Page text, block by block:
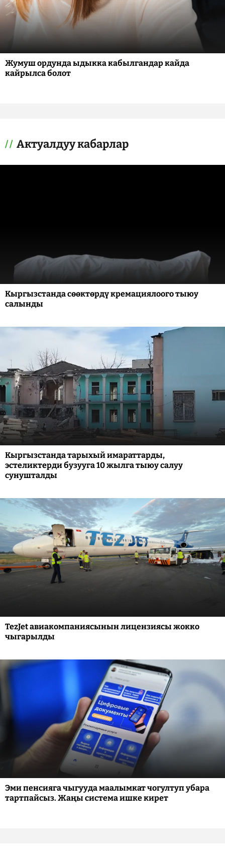
Жумуш ордунда ыдыкка кабылгандар кайда
кайрылса болот
Актуалдуу кабарлар
Кыргызстанда сөөктөрдү кремациялоого тыюу
салынды
Кыргызстанда тарыхый имараттарды,
эстеликтерди бузууга 10 жылга тыюу салуу
сунушталды
TezJet авиакомпаниясынын лицензиясы жокко
чыгарылды
Эми пенсияга чыгууда маалымкат чогултуп убара
тартпайсыз. Жаңы система ишке кирет